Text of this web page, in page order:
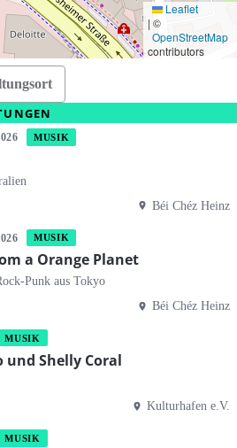
Leaflet
| ©
OpenStreetMap
contributors
MUSIK
Béi Chéz Heinz
MUSIK
a Orange Planet
Punk aus Tokyo
Béi Chéz Heinz
MUSIK
und Shelly Coral
Kulturhafen e.V.
MUSIK